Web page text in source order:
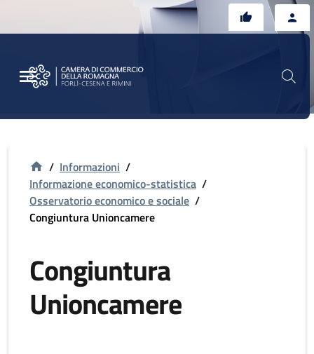
/ Informazioni /
Informazione economico-statistica /
Osservatorio economico e sociale /
Congiuntura Unioncamere
Congiuntura
Unioncamere